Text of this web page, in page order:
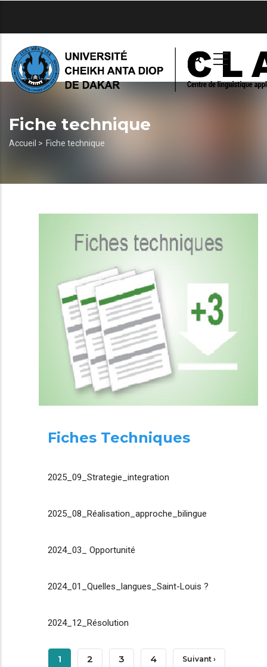
principal
Fiche technique
Fil
Accueil > Fiche technique
Fiches Techniques
2025_09_Strategie_integration
2025_08_Réalisation_approche_bilingue
2024_03_ Opportunité
2024_01_Quelles_langues_Saint-Louis ?
2024_12_Résolution
Pagination
Page
1 Page
2 Page
3 Page
4 Page
Suivant ›